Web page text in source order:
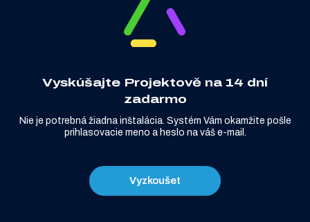
Vyskúšajte Projektově na 14 dní
zadarmo
Nie je potrebná žiadna inštalácia. Systém Vám okamžite pošle
prihlasovacie meno a heslo na váš e-mail.
Vyzkoušet